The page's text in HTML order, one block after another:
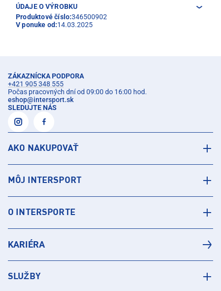
ÚDAJE O VÝROBKU
Produktové číslo:346500902
V ponuke od:14.03.2025
ZÁKAZNÍCKA PODPORA
+421 905 348 555
Počas pracovných dní od 09:00 do 16:00 hod.
eshop@intersport.sk
SLEDUJTE NÁS
AKO NAKUPOVAŤ
MÔJ INTERSPORT
O INTERSPORTE
KARIÉRA
SLUŽBY